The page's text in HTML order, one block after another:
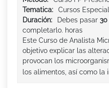
Tematica:
Cursos
Duración:
Debes pasar 30
completarlo. horas
Este Curso de Analista
objetivo explicar las
provocan los
los alimentos, así como la